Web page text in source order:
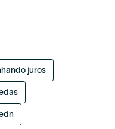
juros